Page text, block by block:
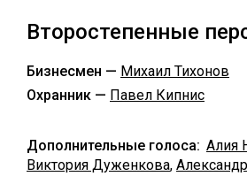
Второстепенные
Бизнесмен — Михаил Тихонов
Охранник — Павел Кипнис
Дополнительные голоса: Алия
Виктория Дуженкова,